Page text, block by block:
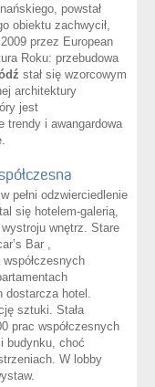
powstał
obiektu zachwycił,
przez European
Roku: przebudowa
stał się wzorcowym
architektury
jest
trendy i awangardowa
pełni odzwierciedlenie
się hotelem-galerią,
wnętrz. Stare
Bar ,
dostarcza hotel.
sztuki. Stała
prac współczesnych
budynku, choć
W lobby